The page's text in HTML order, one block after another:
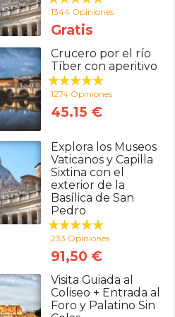
1344 Opiniones
Gratis
Crucero por el río
Tíber con aperitivo
1274 Opiniones
45.15 €
Explora los Museos
Vaticanos y Capilla
Sixtina con el
exterior de la
Basílica de San
Pedro
233 Opiniones
91,50 €
Visita Guiada al
Coliseo + Entrada al
Foro y Palatino Sin